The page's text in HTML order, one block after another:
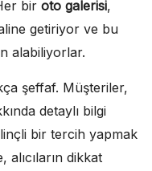
bir oto galerisi,
getiriyor ve bu
alabiliyorlar.
şeffaf. Müşteriler,
detaylı bilgi
bir tercih yapmak
dikkat